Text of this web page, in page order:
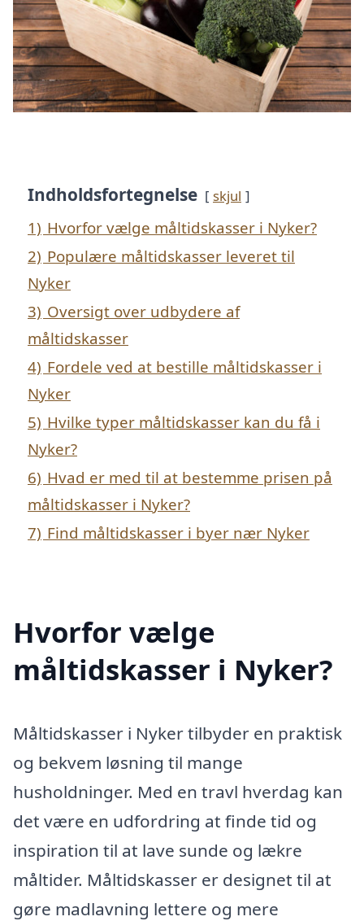
Indholdsfortegnelse skjul
1) Hvorfor vælge måltidskasser i Nyker?
2) Populære måltidskasser leveret til
Nyker
3) Oversigt over udbydere af
måltidskasser
4) Fordele ved at bestille måltidskasser i
Nyker
5) Hvilke typer måltidskasser kan du få i
Nyker?
6) Hvad er med til at bestemme prisen på
måltidskasser i Nyker?
7) Find måltidskasser i byer nær Nyker
Hvorfor vælge
måltidskasser i Nyker?
Måltidskasser i Nyker tilbyder en praktisk
og bekvem løsning til mange
husholdninger. Med en travl hverdag kan
det være en udfordring at finde tid og
inspiration til at lave sunde og lækre
måltider. Måltidskasser er designet til at
gøre madlavning lettere og mere